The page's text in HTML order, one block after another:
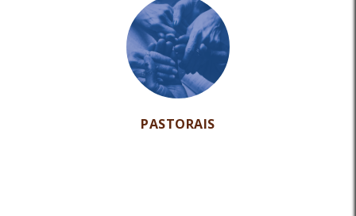
PASTORAIS